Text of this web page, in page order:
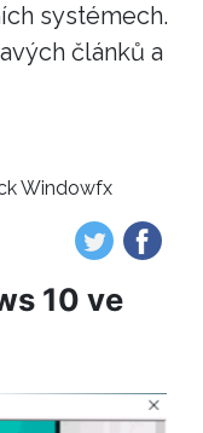
systémech.
článků a
Windowfx
10 ve